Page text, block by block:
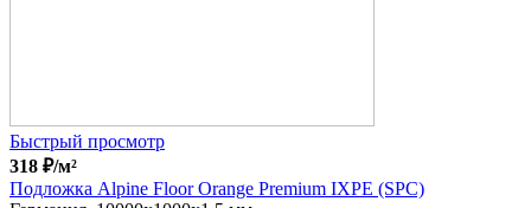
Быстрый просмотр
318 ₽/м²
Подложка Alpine Floor Orange Premium IXPE (SPC)